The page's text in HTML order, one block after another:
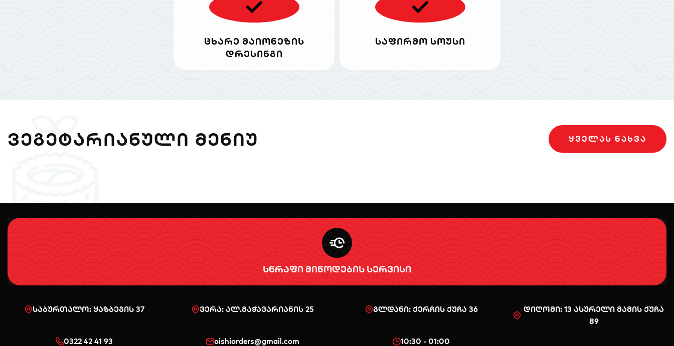
ცხარე მაიონეზის
დრესინგი
საფირმო სოუსი
ᲕᲔᲒᲔᲢᲐᲠᲘᲐᲜᲣᲚᲘ ᲛᲔᲜᲘᲣ ᲧᲕᲔᲚᲐᲡ ᲜᲐᲮᲕᲐ
სწრაფი მიწოდების სერვისი
საბურთალო: ყაზბეგის 37 ვერა: ალ.მაჭავარიანის 25 გლდანი: ქერჩის ქუჩა 36
დიღომი: 13 ასურელი მამის ქუჩა
89
0322 42 41 93 oishiorders@gmail.com 10:30 - 01:00